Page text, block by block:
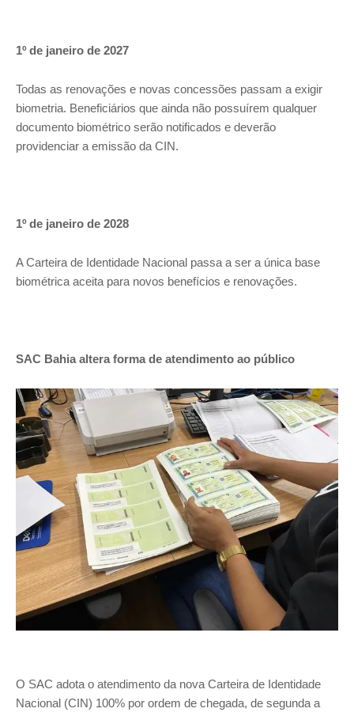
1º de janeiro de 2027
Todas as renovações e novas concessões passam a exigir
biometria. Beneficiários que ainda não possuírem qualquer
documento biométrico serão notificados e deverão
providenciar a emissão da CIN.
1º de janeiro de 2028
A Carteira de Identidade Nacional passa a ser a única base
biométrica aceita para novos benefícios e renovações.
SAC Bahia altera forma de atendimento ao público
O SAC adota o atendimento da nova Carteira de Identidade
Nacional (CIN) 100% por ordem de chegada, de segunda a